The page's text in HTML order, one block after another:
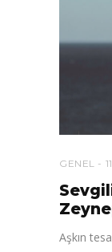
GENEL
Aşkın